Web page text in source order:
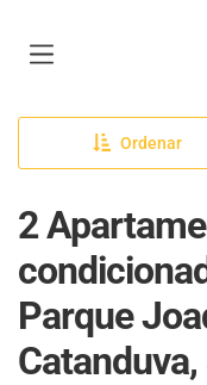
Ordenar
2
Parque
Catanduva,